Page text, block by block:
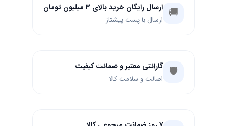
🚚 ارسال رایگان خرید بالای ۳ میلیون تومان
ارسال با پست پیشتاز
🛡️ گارانتی معتبر و ضمانت کیفیت
اصالت و سلامت کالا